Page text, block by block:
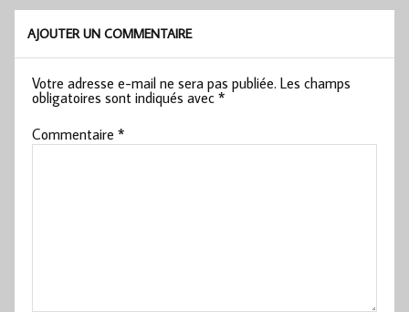
AJOUTER UN COMMENTAIRE
Votre adresse e-mail ne sera pas publiée. Les champs
obligatoires sont indiqués avec*
Commentaire*